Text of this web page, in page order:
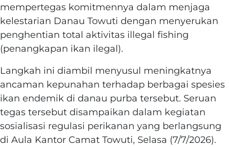
mempertegas komitmennya dalam menjaga
kelestarian Danau Towuti dengan menyerukan
penghentian total aktivitas illegal fishing
(penangkapan ikan ilegal).
Langkah ini diambil menyusul meningkatnya
ancaman kepunahan terhadap berbagai spesies
ikan endemik di danau purba tersebut. Seruan
tegas tersebut disampaikan dalam kegiatan
sosialisasi regulasi perikanan yang berlangsung
di Aula Kantor Camat Towuti, Selasa (7/7/2026).